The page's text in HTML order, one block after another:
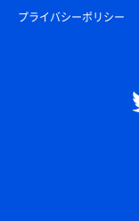
プライバシーポリシー